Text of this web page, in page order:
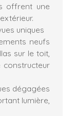
offrent une
uniques
neufs
sur le toit,
dégagées
lumière,